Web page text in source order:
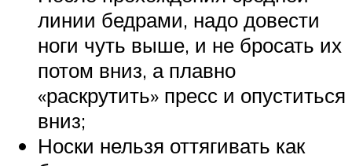
линии бедрами, надо довести
ноги чуть выше, и не бросать их
потом вниз, а плавно
«раскрутить» пресс и опуститься
вниз;
Носки нельзя оттягивать как